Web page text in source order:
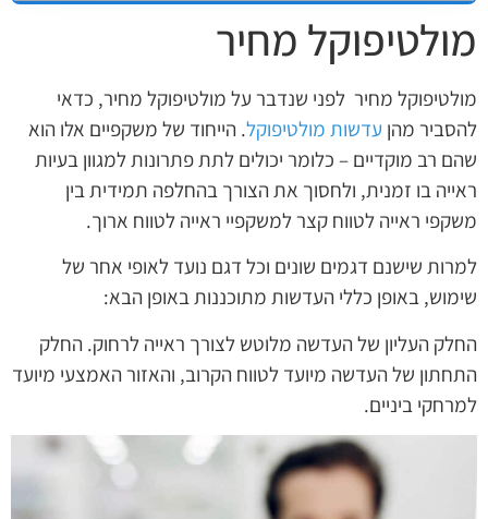
מולטיפוקל מחיר
מולטיפוקל מחיר לפני שנדבר על מולטיפוקל מחיר, כדאי
להסביר מהן עדשות מולטיפוקל. הייחוד של משקפיים אלו הוא
שהם רב מוקדיים – כלומר יכולים לתת פתרונות למגוון בעיות
ראייה בו זמנית, ולחסוך את הצורך בהחלפה תמידית בין
משקפי ראייה לטווח קצר למשקפיי ראייה לטווח ארוך.
למרות שישנם דגמים שונים וכל דגם נועד לאופי אחר של
שימוש, באופן כללי העדשות מתוכננות באופן הבא:
החלק העליון של העדשה מלוטש לצורך ראייה לרחוק. החלק
התחתון של העדשה מיועד לטווח הקרוב, והאזור האמצעי מיועד
למרחקי ביניים.